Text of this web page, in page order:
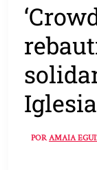
Iglesia
PORAMAIA